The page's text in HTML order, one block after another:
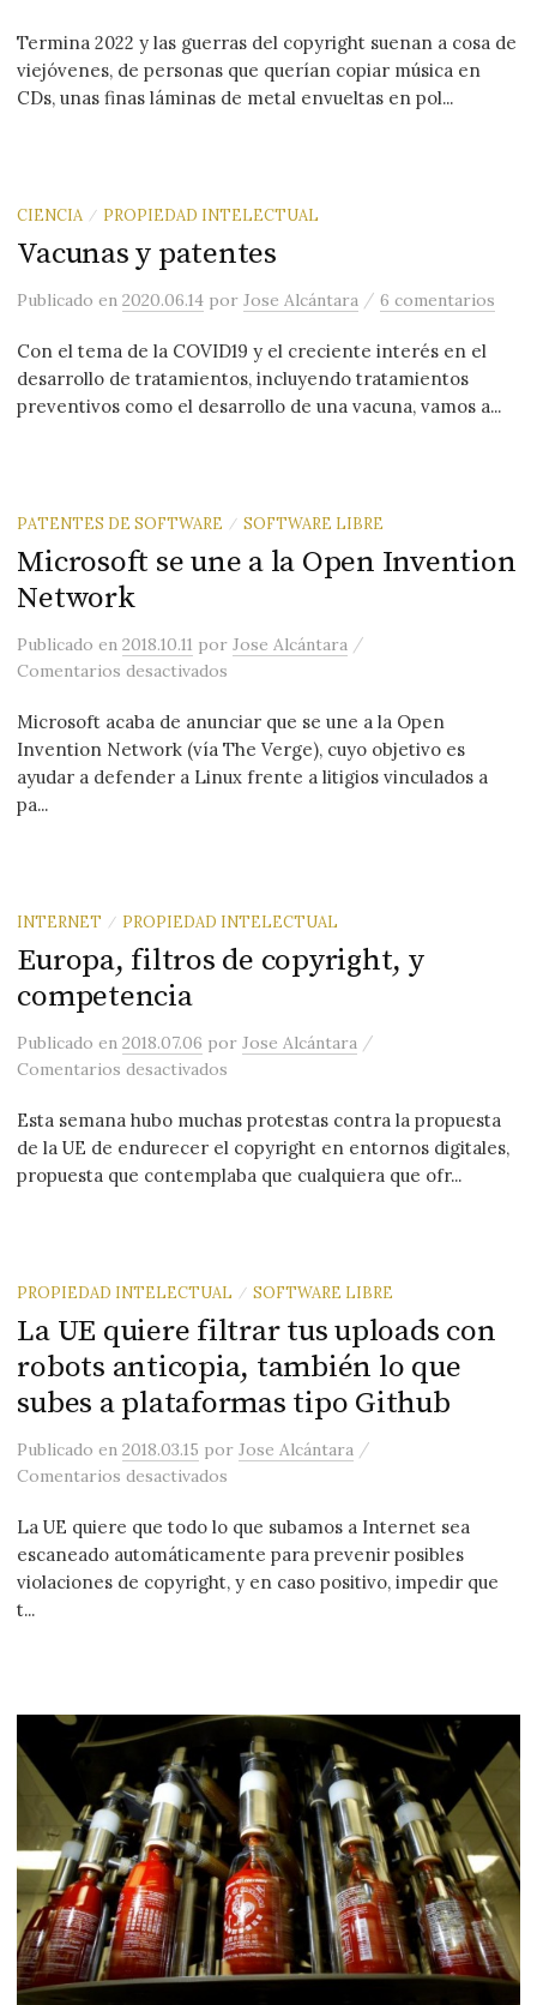
Termina 2022 y las guerras del copyright suenan a cosa de
viejóvenes, de personas que querían copiar música en
CDs, unas finas láminas de metal envueltas en pol...
CIENCIA / PROPIEDAD INTELECTUAL
Vacunas y patentes
Publicadoen2020.06.14 porJose Alcántara /6 comentarios
Con el tema de la COVID19 y el creciente interés en el
desarrollo de tratamientos, incluyendo tratamientos
preventivos como el desarrollo de una vacuna, vamos a...
PATENTES DE SOFTWARE / SOFTWARE LIBRE
Microsoft se une a la Open Invention
Network
Publicadoen2018.10.11 porJose Alcántara /
Comentarios desactivados
Microsoft acaba de anunciar que se une a la Open
Invention Network (vía The Verge), cuyo objetivo es
ayudar a defender a Linux frente a litigios vinculados a
pa...
INTERNET / PROPIEDAD INTELECTUAL
Europa, filtros de copyright, y
competencia
Publicadoen2018.07.06 porJose Alcántara /
Comentarios desactivados
Esta semana hubo muchas protestas contra la propuesta
de la UE de endurecer el copyright en entornos digitales,
propuesta que contemplaba que cualquiera que ofr...
PROPIEDAD INTELECTUAL / SOFTWARE LIBRE
La UE quiere filtrar tus uploads con
robots anticopia, también lo que
subes a plataformas tipo Github
Publicadoen2018.03.15 porJose Alcántara /
Comentarios desactivados
La UE quiere que todo lo que subamos a Internet sea
escaneado automáticamente para prevenir posibles
violaciones de copyright, y en caso positivo, impedir que
t...